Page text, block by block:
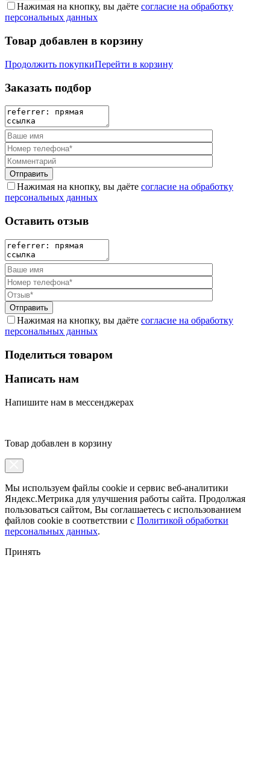
Нажимая на кнопку, вы даёте согласие на обработку
персональных данных
Товар добавлен в корзину
Продолжить покупкиПерейти в корзину
Заказать подбор
Нажимая на кнопку, вы даёте согласие на обработку
персональных данных
Оставить отзыв
Нажимая на кнопку, вы даёте согласие на обработку
персональных данных
Поделиться товаром
Написать нам
Напишите нам в мессенджерах
Товар добавлен в корзину
Мы используем файлы cookie и сервис веб-аналитики
Яндекс.Метрика для улучшения работы сайта. Продолжая
пользоваться сайтом, Вы соглашаетесь с использованием
файлов cookie в соответствии с Политикой обработки
персональных данных.
Принять